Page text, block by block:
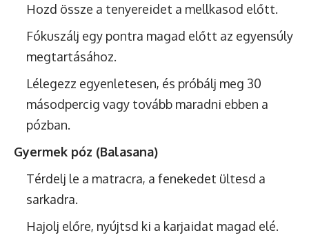
Hozd össze a tenyereidet a mellkasod előtt.
Fókuszálj egy pontra magad előtt az egyensúly
megtartásához.
Lélegezz egyenletesen, és próbálj meg 30
másodpercig vagy tovább maradni ebben a
pózban.
Gyermek póz (Balasana)
Térdelj le a matracra, a fenekedet ültesd a
sarkadra.
Hajolj előre, nyújtsd ki a karjaidat magad elé.